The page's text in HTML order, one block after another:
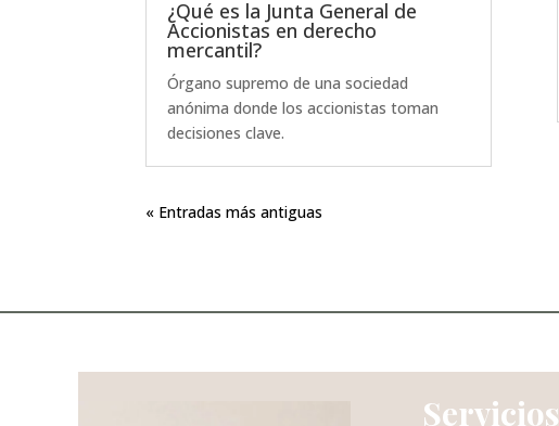
¿Qué es la Junta General de
Accionistas en derecho
mercantil?
Órgano supremo de una sociedad
anónima donde los accionistas toman
decisiones clave.
« Entradas más antiguas
Servicios